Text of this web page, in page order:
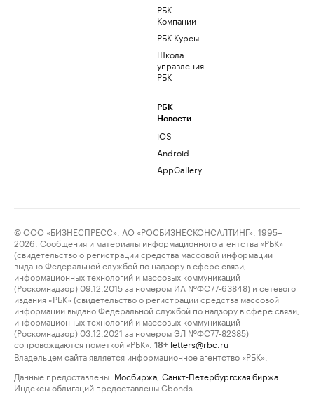
РБК
Компании
РБК Курсы
Школа
управления
РБК
РБК
Новости
iOS
Android
AppGallery
© ООО «БИЗНЕСПРЕСС», АО «РОСБИЗНЕСКОНСАЛТИНГ», 1995–
2026. Сообщения и материалы информационного агентства «РБК»
(свидетельство о регистрации средства массовой информации
выдано Федеральной службой по надзору в сфере связи,
информационных технологий и массовых коммуникаций
(Роскомнадзор) 09.12.2015 за номером ИА №ФС77-63848) и сетевого
издания «РБК» (свидетельство о регистрации средства массовой
информации выдано Федеральной службой по надзору в сфере связи,
информационных технологий и массовых коммуникаций
(Роскомнадзор) 03.12.2021 за номером ЭЛ №ФС77-82385)
сопровождаются пометкой «РБК».
18+ letters@rbc.ru
Владельцем сайта является информационное агентство «РБК».
Данные предоставлены: Мосбиржа Санкт-Петербургская биржа
Индексы облигаций предоставлены Cbonds.